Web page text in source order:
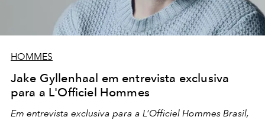
HOMMES
Jake Gyllenhaal em entrevista exclusiva
para a L'Officiel Hommes
Em entrevista exclusiva para a L’Officiel Hommes Brasil,